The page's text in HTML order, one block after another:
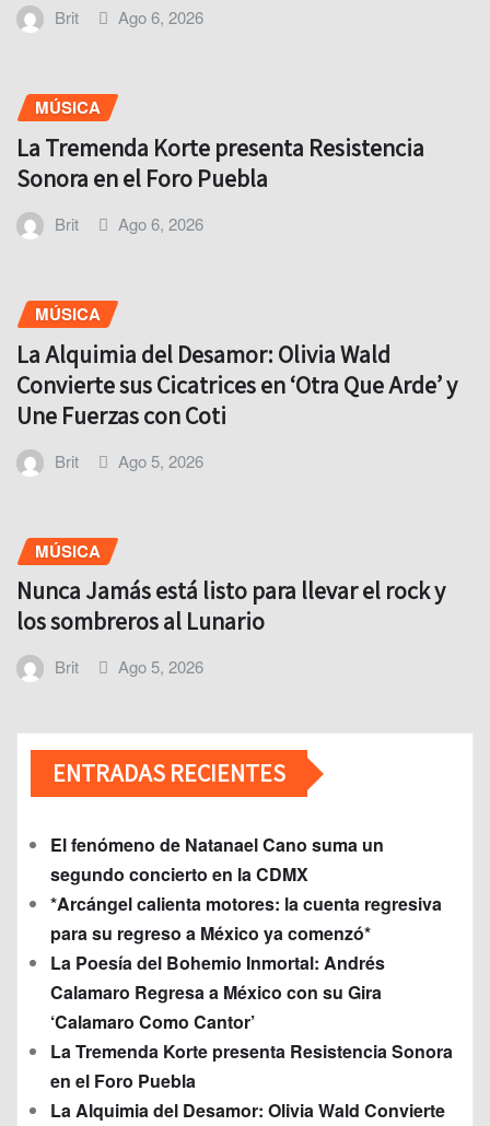
Brit Ago 6, 2026
MÚSICA
La Tremenda Korte presenta Resistencia
Sonora en el Foro Puebla
Brit Ago 6, 2026
MÚSICA
La Alquimia del Desamor: Olivia Wald
Convierte sus Cicatrices en ‘Otra Que Arde’ y
Une Fuerzas con Coti
Brit Ago 5, 2026
MÚSICA
Nunca Jamás está listo para llevar el rock y
los sombreros al Lunario
Brit Ago 5, 2026
ENTRADAS RECIENTES
El fenómeno de Natanael Cano suma un
segundo concierto en la CDMX
*Arcángel calienta motores: la cuenta regresiva
para su regreso a México ya comenzó*
La Poesía del Bohemio Inmortal: Andrés
Calamaro Regresa a México con su Gira
‘Calamaro Como Cantor’
La Tremenda Korte presenta Resistencia Sonora
en el Foro Puebla
La Alquimia del Desamor: Olivia Wald Convierte